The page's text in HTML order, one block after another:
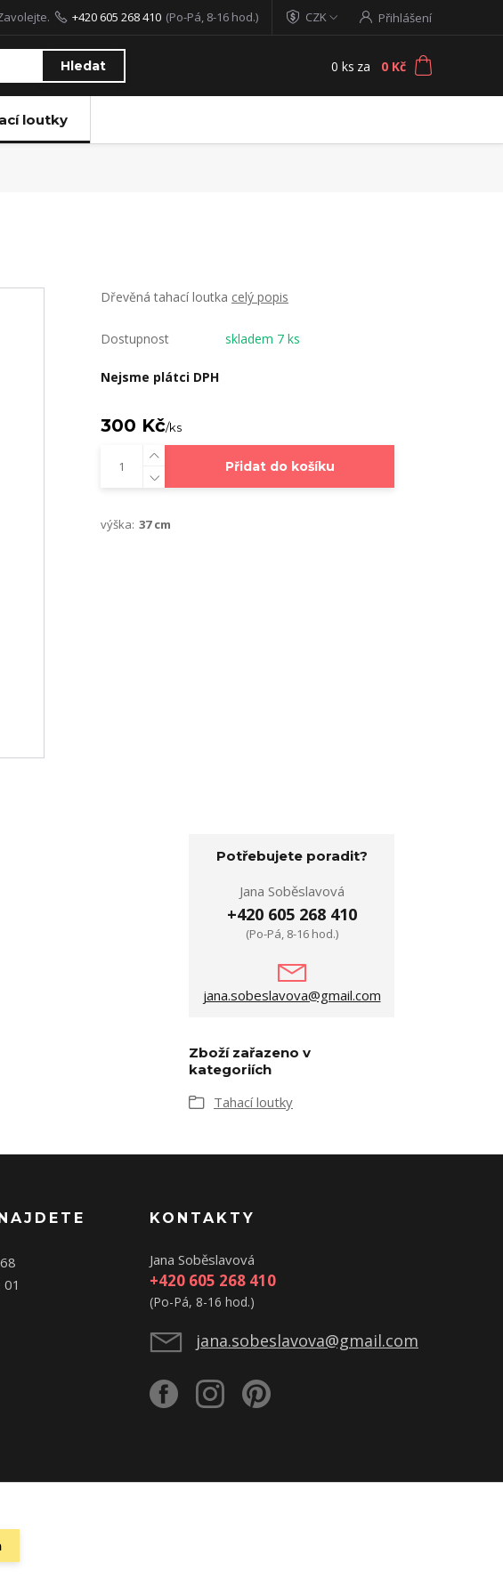
CZK Přihlášení
Hledat
+420 605 268 410 (Po-Pá, 8-16 hod.)
0 ks za 0 Kč
loutky
Dřevěná tahací loutka celý popis
Dostupnost skladem 7 ks
Nejsme plátci DPH
300 Kč/ks
Přidat do košíku
výška: 37 cm
Potřebujete poradit?
Jana Soběslavová
+420 605 268 410
(Po-Pá, 8-16 hod.)
jana.sobeslavova@gmail.com
Zboží zařazeno v
kategoriích
Tahací loutky
KONTAKTY
Jana Soběslavová
+420 605 268 410
(Po-Pá, 8-16 hod.)
jana.sobeslavova@gmail.com